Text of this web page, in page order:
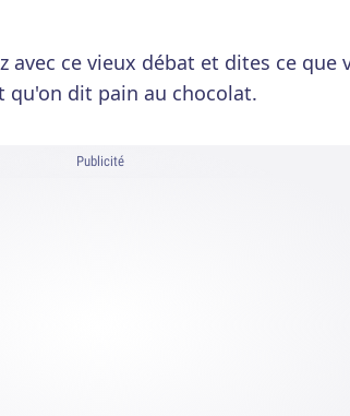
avec ce vieux débat et dites ce que
qu'on dit pain au chocolat.
Publicité